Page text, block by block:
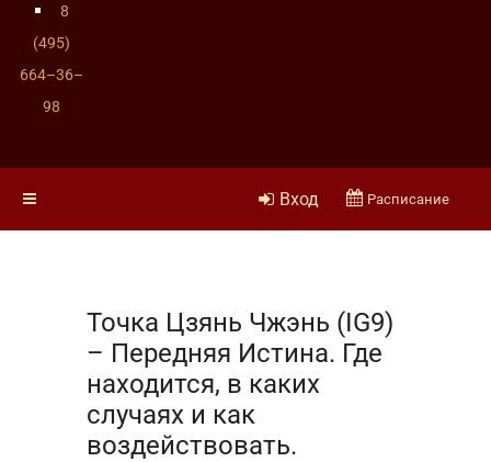
8
(495)
664–36–
98
Вход Расписание
Точка Цзянь Чжэнь (IG9)
– Передняя Истина. Где
находится, в каких
случаях и как
воздействовать.